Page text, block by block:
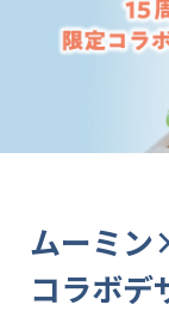
ムーミ
コラボデ